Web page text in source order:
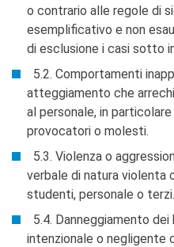
o contrario alle regole di
esemplificativo e non
di esclusione i casi sotto
5.2. Comportamenti
atteggiamento che
al personale, in
provocatori o molesti.
5.3. Violenza o
verbale di natura
studenti, personale o terzi.
5.4. Danneggiamento
intenzionale o negligente